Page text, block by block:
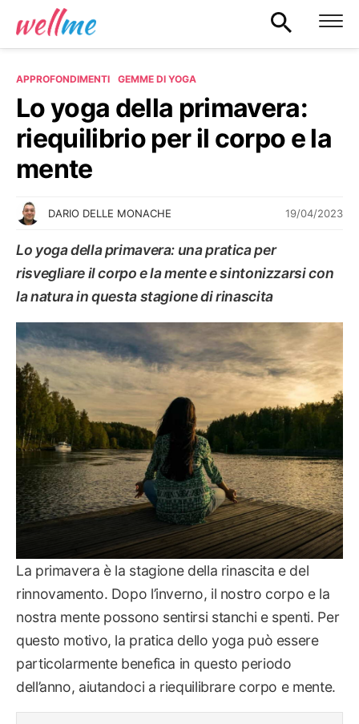
APPROFONDIMENTI GEMME DI YOGA
Lo yoga della primavera:
riequilibrio per il corpo e la
mente
DARIO DELLE MONACHE 19/04/2023
Lo yoga della primavera: una pratica per
risvegliare il corpo e la mente e sintonizzarsi con
la natura in questa stagione di rinascita
GEMME DI YOGA
La primavera è la stagione della rinascita e del
rinnovamento. Dopo l’inverno, il nostro corpo e la
nostra mente possono sentirsi stanchi e spenti. Per
questo motivo, la pratica dello yoga può essere
particolarmente benefica in questo periodo
dell’anno, aiutandoci a riequilibrare corpo e mente.